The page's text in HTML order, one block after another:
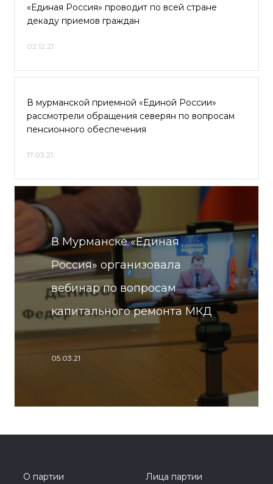
«Единая Россия» проводит по всей стране
декаду приемов граждан
02.12.21
В мурманской приемной «Единой России»
рассмотрели обращения северян по вопросам
пенсионного обеспечения
17.03.21
В Мурманске «Единая
Россия» организовала
вебинар по вопросам
капитального ремонта МКД
05.03.21
О партии
Лица партии